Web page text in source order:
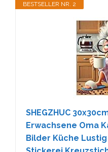
BESTSELLER NR. 2
SHEGZHUC
Erwachsene Oma
Bilder Küche